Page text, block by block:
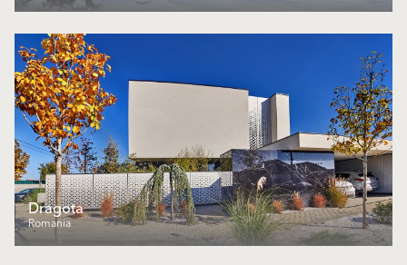
Dragota
Romania